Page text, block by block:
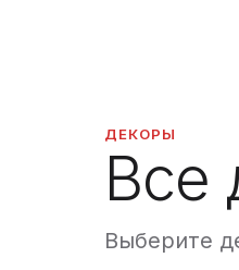
ДЕКОРЫ
Все
Выберите